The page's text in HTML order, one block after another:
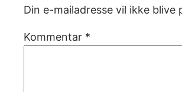
Din e-mailadresse vil ikke blive
Kommentar *